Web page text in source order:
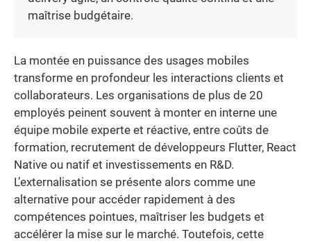
maîtrise budgétaire.
La montée en puissance des usages mobiles
transforme en profondeur les interactions clients et
collaborateurs. Les organisations de plus de 20
employés peinent souvent à monter en interne une
équipe mobile experte et réactive, entre coûts de
formation, recrutement de développeurs Flutter, React
Native ou natif et investissements en R&D.
L’externalisation se présente alors comme une
alternative pour accéder rapidement à des
compétences pointues, maîtriser les budgets et
accélérer la mise sur le marché. Toutefois, cette